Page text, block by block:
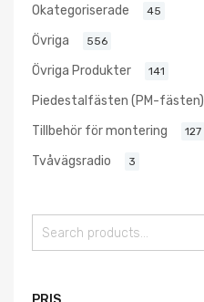
Okategoriserade 45
Övriga 556
Övriga Produkter 141
Piedestalfästen (PM-fästen)
Tillbehör för montering 127
Tvåvägsradio 3
PRIS